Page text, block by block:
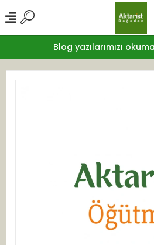
Blog yazılarımızı